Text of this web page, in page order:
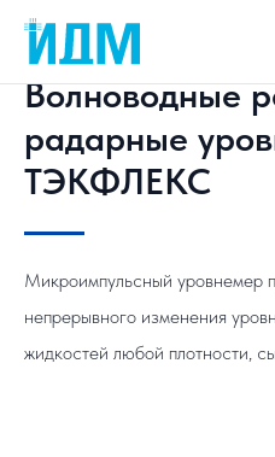
Волноводные
радарные
ТЭКФЛЕКС
Микроимпульсный уровнемер
непрерывного изменения
жидкостей любой плотности,